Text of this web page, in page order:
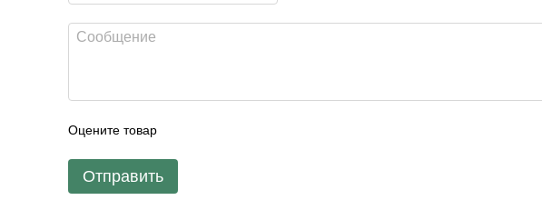
Оцените товар
Отправить